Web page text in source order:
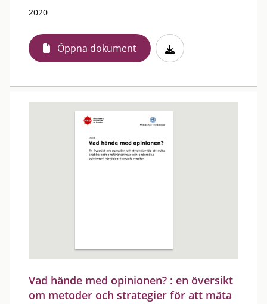
2020
Öppna dokument
Vad hände med opinionen? : en översikt
om metoder och strategier för att mäta